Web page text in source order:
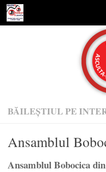
Skip to content
BĂILEȘTIUL PE
Ansamblul
Ansamblul Bobocica